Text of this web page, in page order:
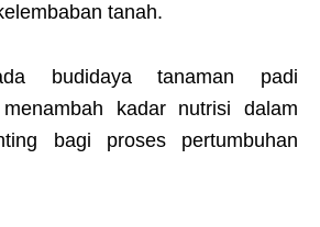
tanah.
budidaya tanaman padi
kadar nutrisi dalam
bagi proses pertumbuhan